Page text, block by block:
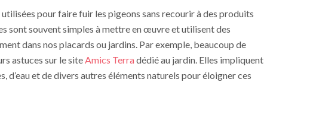
pour faire fuir les pigeons sans recourir à des produits
sont souvent simples à mettre en œuvre et utilisent des
dans nos placards ou jardins. Par exemple, beaucoup de
astuces sur le siteAmics Terra dédié au jardin. Elles impliquent
d’eau et de divers autres éléments naturels pour éloigner ces